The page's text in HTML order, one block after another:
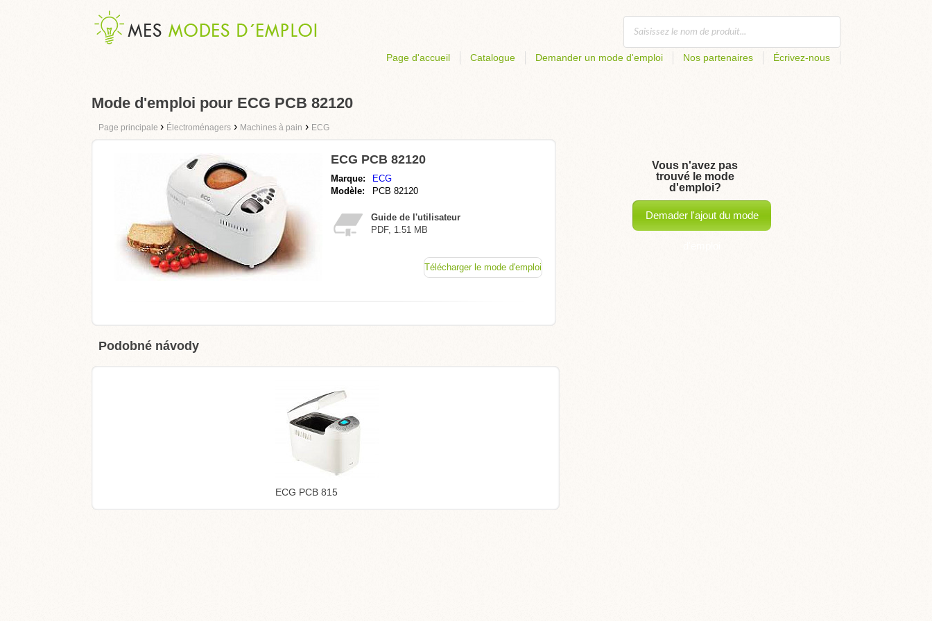
Page d'accueil Catalogue Demander un mode d'emploi Nos partenaires Écrivez-nous
Mode d'emploi pour ECG PCB 82120
Page principale › Électroménagers › Machines à pain › ECG
ECG PCB 82120
Marque:
ECG
Modèle:
PCB 82120
Guide de l'utilisateur
PDF, 1.51 MB
Télécharger le mode d'emploi
Podobné návody
ECG PCB 815
Vous n'avez pas
trouvé le mode
d'emploi?
Demader l'ajout du mode